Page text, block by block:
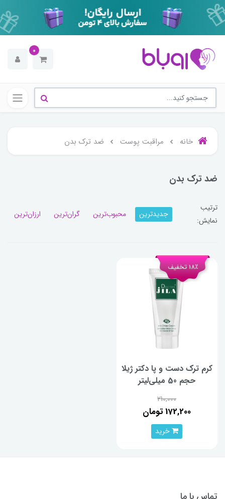
0
خانه مراقبت پوست ضد ترک بدن
ضد ترک بدن
ترتیب
نمایش:
جدیدترین محبوب‌ترین گران‌ترین ارزان‌ترین
کرم ترک دست و پا دکتر ژیلا
حجم 50 میلی‌لیتر
210,000
172,200 تومان
18٪ تخفیف
خرید